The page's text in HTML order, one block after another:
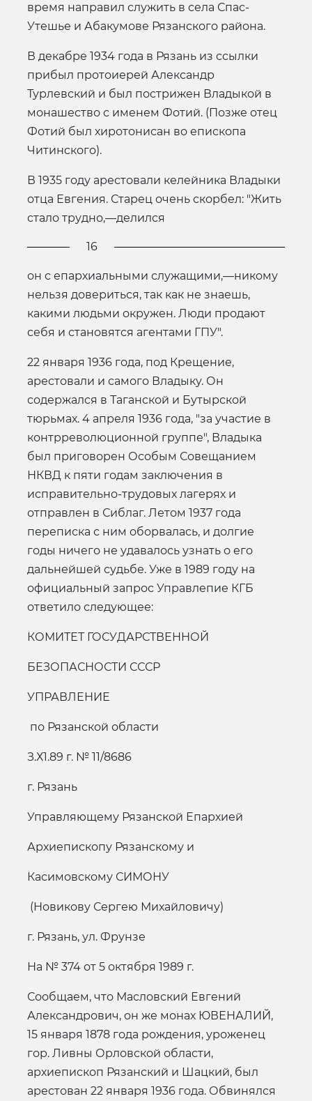
время направил служить в села Спас-
Утешье и Абакумове Рязанского района.
В декабре 1934 года в Рязань из ссылки
прибыл протоиерей Александр
Турлевский и был пострижен Владыкой в
монашество с именем Фотий. (Позже отец
Фотий был хиротонисан во епископа
Читинского).
В 1935 году арестовали келейника Владыки
отца Евгения. Старец очень скорбел: "Жить
стало трудно,—делился
16
он с епархиальными служащими,—никому
нельзя довериться, так как не знаешь,
какими людьми окружен. Люди продают
себя и становятся агентами ГПУ".
22 января 1936 года, под Крещение,
арестовали и самого Владыку. Он
содержался в Таганской и Бутырской
тюрьмах. 4 апреля 1936 года, "за участие в
контрреволюционной группе", Владыка
был приговорен Особым Совещанием
НКВД к пяти годам заключения в
исправительно-трудовых лагерях и
отправлен в Сиблаг. Летом 1937 года
переписка с ним оборвалась, и долгие
годы ничего не удавалось узнать о его
дальнейшей судьбе. Уже в 1989 году на
официальный запрос Управлепие КГБ
ответило следующее:
КОМИТЕТ ГОСУДАРСТВЕННОЙ
БЕЗОПАСНОСТИ СССР
УПРАВЛЕНИЕ
по Рязанской области
З.Х1.89 г. № 11/8686
г. Рязань
Управляющему Рязанской Епархией
Архиепископу Рязанскому и
Касимовскому СИМОНУ
(Новикову Сергею Михайловичу)
г. Рязань, ул. Фрунзе
На № 374 от 5 октября 1989 г.
Сообщаем, что Масловский Евгений
Александрович, он же монах ЮВЕНАЛИЙ,
15 января 1878 года рождения, уроженец
гор. Ливны Орловской области,
архиепископ Рязанский и Шацкий, был
арестован 22 января 1936 года. Обвинялся